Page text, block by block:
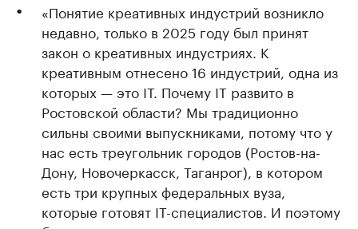
«Понятие креативных индустрий возникло
недавно, только в 2025 году был принят
закон о креативных индустриях. К
креативным отнесено 16 индустрий, одна из
которых — это IT. Почему IT развито в
Ростовской области? Мы традиционно
сильны своими выпускниками, потому что у
нас есть треугольник городов (Ростов-на-
Дону, Новочеркасск, Таганрог), в котором
есть три крупных федеральных вуза,
которые готовят IT-специалистов. И поэтому